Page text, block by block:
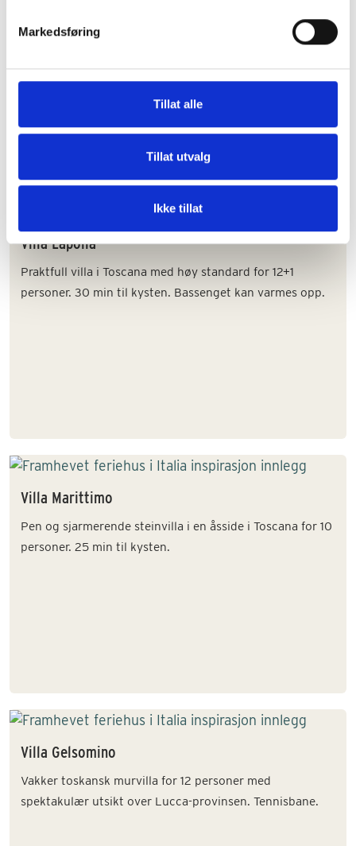
Markedsføring
Tillat alle
Tillat utvalg
Ikke tillat
personer. 30 min fra kysten. Mulig å varme opp
Villa Lapolla
Praktfull villa i Toscana med høy standard for 12+1
personer. 30 min til kysten. Bassenget kan varmes opp.
Villa Marittimo
Pen og sjarmerende steinvilla i en åsside i Toscana for 10
personer. 25 min til kysten.
Villa Gelsomino
Vakker toskansk murvilla for 12 personer med
spektakulær utsikt over Lucca-provinsen. Tennisbane.